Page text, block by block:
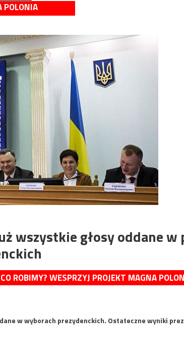
POLONIA
wszystkie głosy oddane w
ROBIMY? WESPRZYJ PROJEKT MAGNA
w wyborach prezydenckich. Ostateczne wyniki